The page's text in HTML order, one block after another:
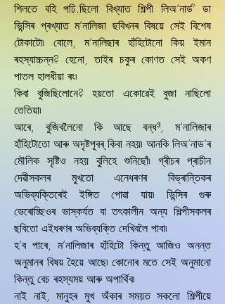
শিলতে বহি পঢি.ছিলো বিখ্যাত শিল্পী লিঅ’নাৰ্ড’ ডা
ভিন্সিৰ প্ৰখ্যাত ম’নালিজা ছবিখনৰ বিষয়ে সেই বিশেষ
টোকাটো৷ বোলে, ম’নালিছাৰ হাঁহিটোনো কিয় ইমান
ৰহস্যাচ্চন্ন? হেনো, তাইৰ চকুৰ কোণত সেই অকণ
পাতল হালধীয়া ৰং৷
কিবা বুজিছিলোনে? হয়তো একোৱেই বুজা নাছিলো
তেতিয়া৷
আৰে, বুজিবলৈনো কি আছে বন্ধ³, ম’নালিজাৰ
হাঁহিটোতো আৰু অদৃষ্টপূবৰ্ কিবা নহয়৷ আনকি লিঅ’নাড’ৰ
মৌলিক সৃষ্টিও নহয় বুলিহে শুনিছোঁ৷ গ্ৰীচৰ প্ৰাচীন
দেৱীসকলৰ মুখতো এনেধৰণৰ বিভ্ৰান্তিকৰ
অভিব্যক্তিৰেই ইঙ্গিত পোৱা যায়৷ ভিন্সিৰ গুৰু
ভেৰোচ্ছিওৰ ভাস্কৰ্যত বা তৎকালীন অন্য শিল্পীসকলৰ
ছবিতো এইধৰণৰ অভিব্যক্তি দেখিবলৈ পাবা৷
হ’ব পাৰে, ম’নালিজাৰ হাঁহিটো কিন্তু আজিও অনন্ত
অনুমানৰ বিষয় হৈয়ে আছে৷ কোনোৰ মতে সেই অনুমানো
কিন্তু বেচ ৰহস্যময় আৰু অপাৰ্থিব৷
নাই নাই, মানুহৰ মুখ অঁকাৰ সময়ত সকলো শিল্পীয়ে